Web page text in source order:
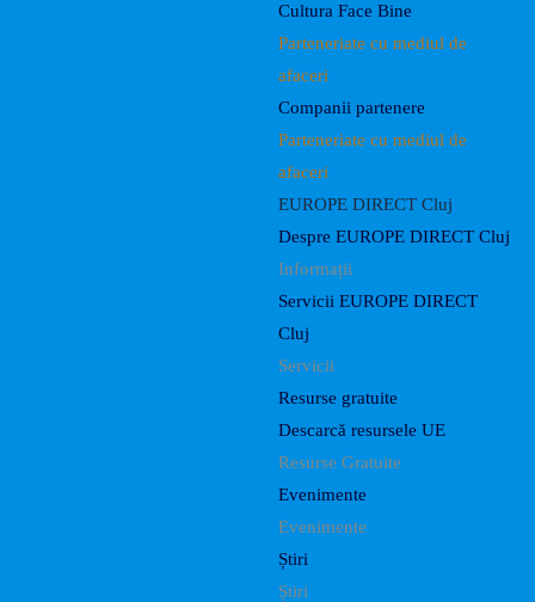
Cultura Face Bine
Parteneriate cu mediul de
afaceri
Companii partenere
Parteneriate cu mediul de
afaceri
EUROPE DIRECT Cluj
Despre EUROPE DIRECT Cluj
Informații
Servicii EUROPE DIRECT
Cluj
Servicii
Resurse gratuite
Descarcă resursele UE
Resurse Gratuite
Evenimente
Evenimente
Știri
Știri